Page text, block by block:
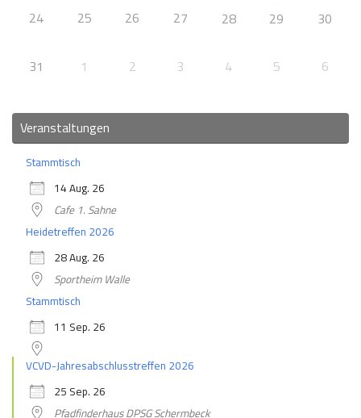
24 25 26 27 28 29 30
31 1 2 3 4 5 6
Veranstaltungen
Stammtisch
14 Aug. 26
Cafe 1. Sahne
Heidetreffen 2026
28 Aug. 26
Sportheim Walle
Stammtisch
11 Sep. 26
VCVD-Jahresabschlusstreffen 2026
25 Sep. 26
Pfadfinderhaus DPSG Schermbeck